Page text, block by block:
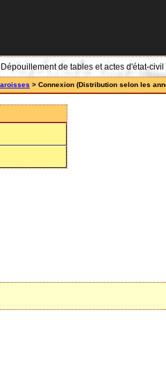
Dépouillement de tables et actes d'état-
> Connexion (Distribution selon les